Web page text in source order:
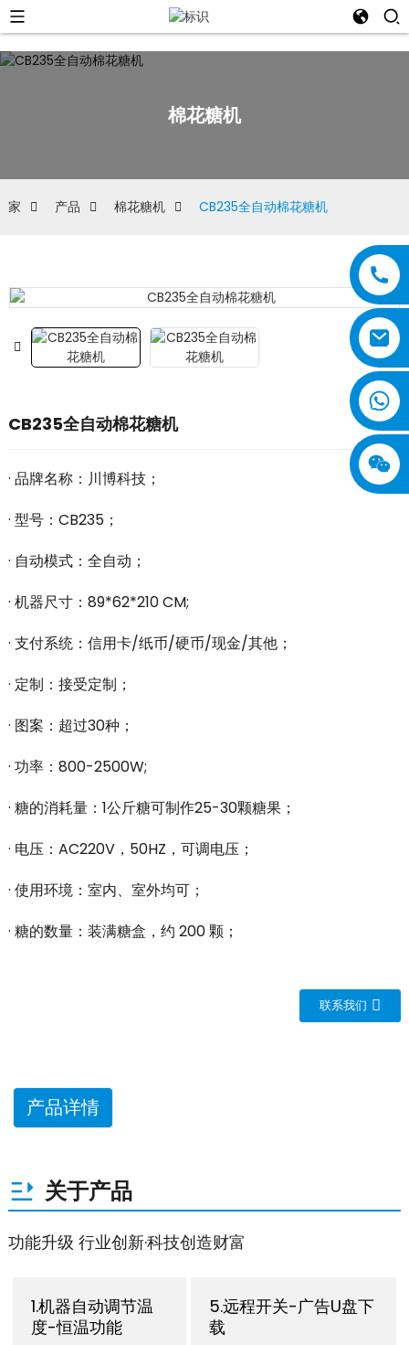
棉花糖机
家 产品 棉花糖机 CB235全自动棉花糖机
CB235全自动棉花糖机
· 品牌名称：川博科技；
· 型号：CB235；
· 自动模式：全自动；
· 机器尺寸：89*62*210 CM;
· 支付系统：信用卡/纸币/硬币/现金/其他；
· 定制：接受定制；
· 图案：超过30种；
· 功率：800-2500W;
· 糖的消耗量：1公斤糖可制作25-30颗糖果；
· 电压：AC220V，50HZ，可调电压；
· 使用环境：室内、室外均可；
· 糖的数量：装满糖盒，约 200 颗；
联系我们
产品详情
关于产品
功能升级 行业创新·科技创造财富
1.机器自动调节温
度-恒温功能
5.远程开关-广告U盘下
载